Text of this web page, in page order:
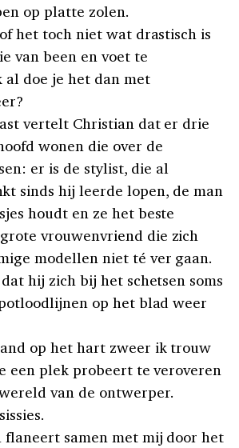
op platte zolen.
het toch niet wat drastisch is
van been en voet te
al doe je het dan met
vertelt Christian dat er drie
wonen die over de
er is de stylist, die al
sinds hij leerde lopen, de man
houdt en ze het beste
vrouwenvriend die zich
modellen niet té ver gaan.
hij zich bij het schetsen soms
op het blad weer
op het hart zweer ik trouw
een plek probeert te veroveren
van de ontwerper.
flaneert samen met mij door het